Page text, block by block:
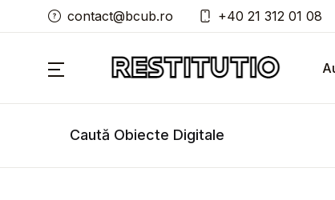
contact@bcub.ro +40 21 312 01 08
Caută Obiecte Digitale